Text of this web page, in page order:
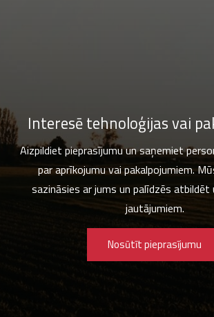
Interesē tehnoloģijas vai
Aizpildiet pieprasījumu un saņemiet
par aprīkojumu vai pakalpojumiem.
sazināsies ar jums un palīdzēs atbildēt
jautājumiem.
Nosūtīt pieprasījumu